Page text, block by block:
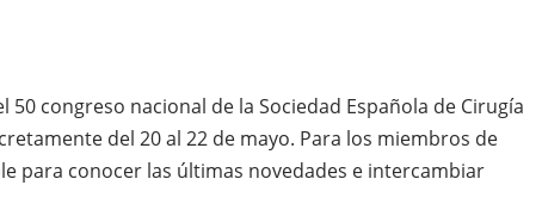
50 congreso nacional de la Sociedad Española de Cirugía
del 20 al 22 de mayo. Para los miembros de
para conocer las últimas novedades e intercambiar